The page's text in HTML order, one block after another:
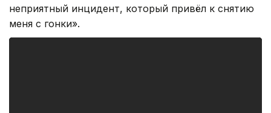
неприятный инцидент, который привёл к снятию
меня с гонки».